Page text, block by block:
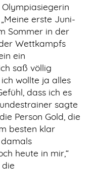
erste Juni-
Sommer in der
Wettkampfs
ein
saß völlig
wollte ja alles
dass ich es
sagte
Person Gold, die
besten klar
damals
heute in mir,“
die